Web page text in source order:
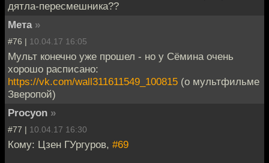
дятла-пересмешника??
Мета »
#76 | 10.04.17 16:05
Мульт конечно уже прошел - но у Сёмина очень
хорошо расписано:
https://vk.com/wall311611549_100815 (о мультфильме
Зверопой)
Procyon »
#77 | 10.04.17 16:30
Кому: Цзен ГУргуров, #69